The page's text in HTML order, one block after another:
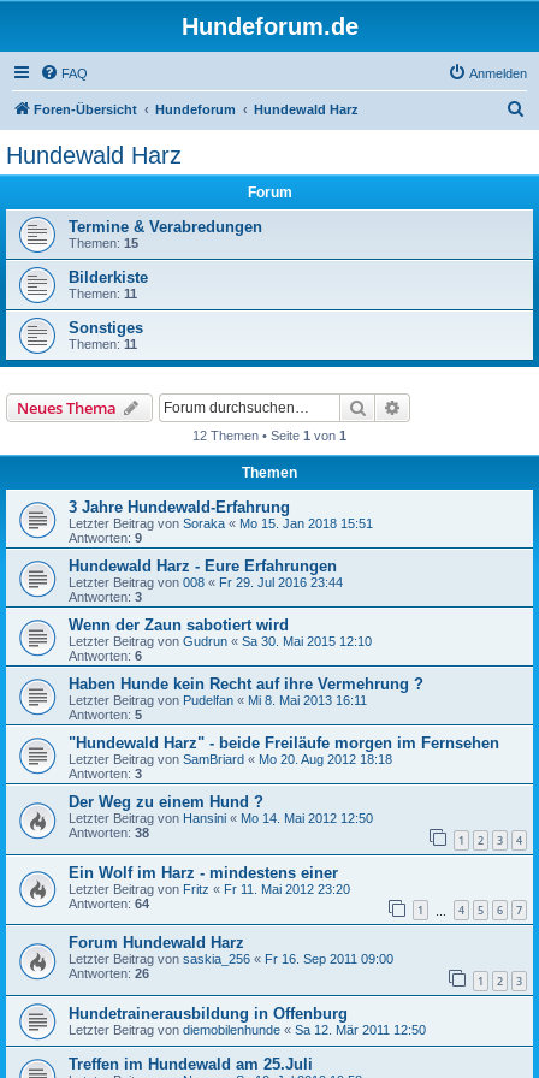
Hundeforum.de
FAQ Anmelden
Foren-Übersicht Hundeforum Hundewald Harz
Hundewald Harz
Forum
Termine & Verabredungen
Themen: 15
Bilderkiste
Themen: 11
Sonstiges
Themen: 11
Neues Thema Suche
12 Themen • Seite 1 von 1
Themen
3 Jahre Hundewald-Erfahrung
Letzter Beitrag von Soraka « Mo 15. Jan 2018 15:51
Antworten: 9
Hundewald Harz - Eure Erfahrungen
Letzter Beitrag von 008 « Fr 29. Jul 2016 23:44
Antworten: 3
Wenn der Zaun sabotiert wird
Letzter Beitrag von Gudrun « Sa 30. Mai 2015 12:10
Antworten: 6
Haben Hunde kein Recht auf ihre Vermehrung ?
Letzter Beitrag von Pudelfan « Mi 8. Mai 2013 16:11
Antworten: 5
"Hundewald Harz" - beide Freiläufe morgen im Fernsehen
Letzter Beitrag von SamBriard « Mo 20. Aug 2012 18:18
Antworten: 3
Der Weg zu einem Hund ?
Letzter Beitrag von Hansini « Mo 14. Mai 2012 12:50
Antworten: 38 1 2 3 4
Ein Wolf im Harz - mindestens einer
Letzter Beitrag von Fritz « Fr 11. Mai 2012 23:20
Antworten: 64 1 4 5 6 7
Forum Hundewald Harz
Letzter Beitrag von saskia_256 « Fr 16. Sep 2011 09:00
Antworten: 26 1 2 3
Hundetrainerausbildung in Offenburg
Letzter Beitrag von diemobilenhunde « Sa 12. Mär 2011 12:50
Treffen im Hundewald am 25.Juli